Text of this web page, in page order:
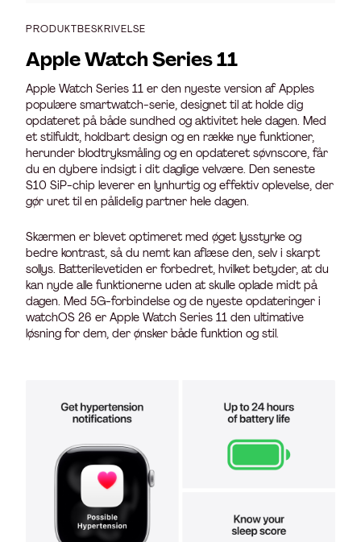
PRODUKTBESKRIVELSE
Apple Watch Series 11
Apple Watch Series 11 er den nyeste version af Apples
populære smartwatch-serie, designet til at holde dig
opdateret på både sundhed og aktivitet hele dagen. Med
et stilfuldt, holdbart design og en række nye funktioner,
herunder blodtryksmåling og en opdateret søvnscore, får
du en dybere indsigt i dit daglige velvære. Den seneste
S10 SiP-chip leverer en lynhurtig og effektiv oplevelse, der
gør uret til en pålidelig partner hele dagen.
Skærmen er blevet optimeret med øget lysstyrke og
bedre kontrast, så du nemt kan aflæse den, selv i skarpt
sollys. Batterilevetiden er forbedret, hvilket betyder, at du
kan nyde alle funktionerne uden at skulle oplade midt på
dagen. Med 5G-forbindelse og de nyeste opdateringer i
watchOS 26 er Apple Watch Series 11 den ultimative
løsning for dem, der ønsker både funktion og stil.